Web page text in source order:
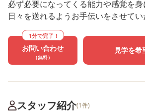
必ず必要になってくる能力や感覚を
日々を送れるようお手伝いをさせてい
1分で完了！
お問い合わせ
（無料）
見学を希
スタッフ紹介(1件)